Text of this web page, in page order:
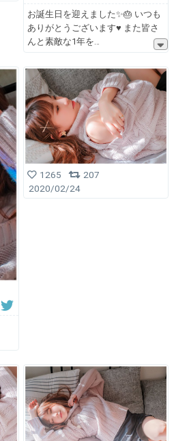
お誕生日を迎えました✨🎂 いつも
ありがとうございます♥ また皆さ
んと素敵な1年を
1265
207
2020/02/24